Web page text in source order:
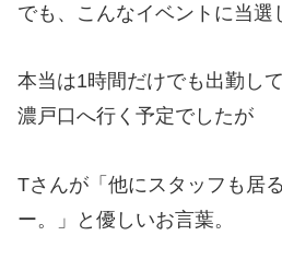
でも、こんなイベントに当選
本当は1時間だけでも出勤し
濃戸口へ行く予定でしたが
Tさんが「他にスタッフも居
ー。」と優しいお言葉。